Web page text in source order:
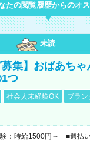
たの閲覧履歴からのオ
未読
募集】おばあち
つ
社会人未経験OK
ブラン
験：時給1500円～ ■週